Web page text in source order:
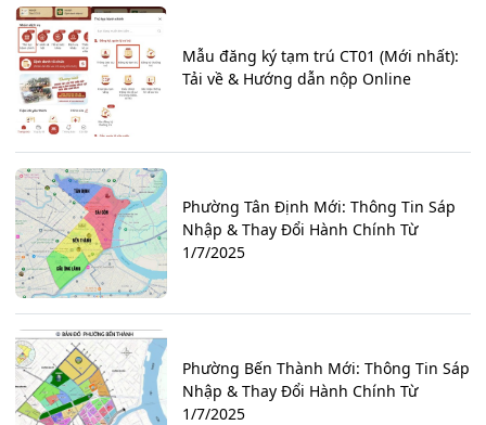
Mẫu đăng ký tạm trú CT01 (Mới nhất):
Tải về & Hướng dẫn nộp Online
Phường Tân Định Mới: Thông Tin Sáp
Nhập & Thay Đổi Hành Chính Từ
1/7/2025
Phường Bến Thành Mới: Thông Tin Sáp
Nhập & Thay Đổi Hành Chính Từ
1/7/2025